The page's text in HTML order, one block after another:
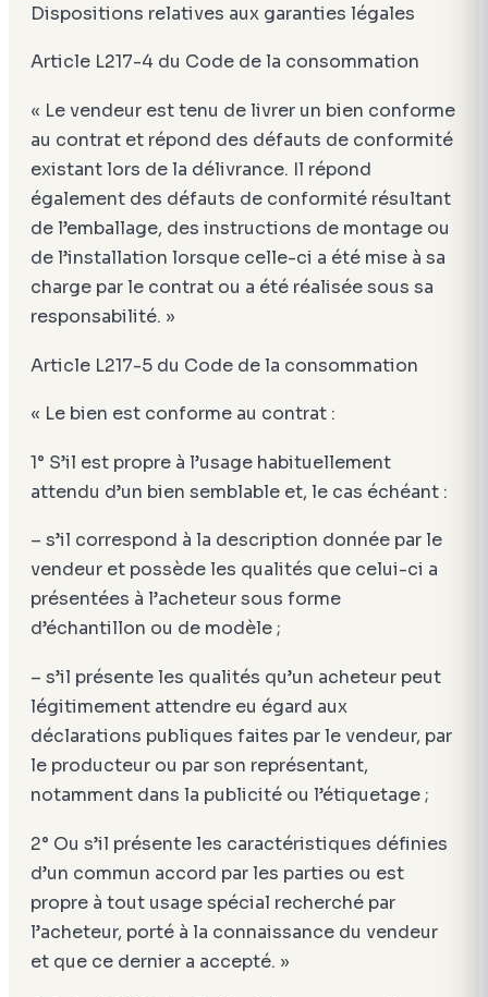
Dispositions relatives aux garanties légales
Article L217-4 du Code de la consommation
« Le vendeur est tenu de livrer un bien conforme
au contrat et répond des défauts de conformité
existant lors de la délivrance. Il répond
également des défauts de conformité résultant
de l’emballage, des instructions de montage ou
de l’installation lorsque celle-ci a été mise à sa
charge par le contrat ou a été réalisée sous sa
responsabilité. »
Article L217-5 du Code de la consommation
« Le bien est conforme au contrat :
1° S’il est propre à l’usage habituellement
attendu d’un bien semblable et, le cas échéant :
– s’il correspond à la description donnée par le
vendeur et possède les qualités que celui-ci a
présentées à l’acheteur sous forme
d’échantillon ou de modèle ;
– s’il présente les qualités qu’un acheteur peut
légitimement attendre eu égard aux
déclarations publiques faites par le vendeur, par
le producteur ou par son représentant,
notamment dans la publicité ou l’étiquetage ;
2° Ou s’il présente les caractéristiques définies
d’un commun accord par les parties ou est
propre à tout usage spécial recherché par
l’acheteur, porté à la connaissance du vendeur
et que ce dernier a accepté. »